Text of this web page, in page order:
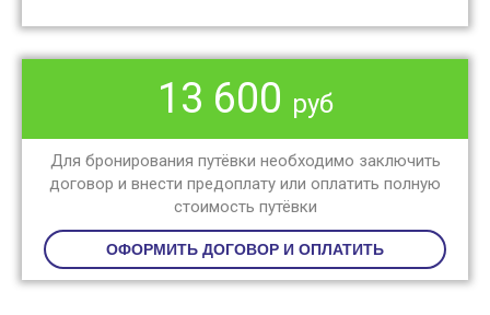
13 600 руб
Для бронирования путёвки необходимо заключить
договор и внести предоплату или оплатить полную
стоимость путёвки
ОФОРМИТЬ ДОГОВОР И ОПЛАТИТЬ